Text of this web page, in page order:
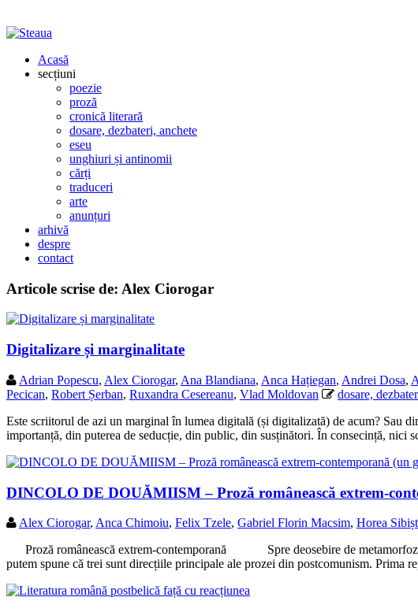
Acasă
secțiuni
poezie
proză
cronică literară
dosare, dezbateri, anchete
eseu
unghiuri și antinomii
cărți
traduceri
arte
anunțuri
arhivă
despre
contact
Articole scrise de: Alex Ciorogar
Digitalizare și marginalitate
Adrian Popescu, Alex Ciorogar, Ana Blandiana, Anca Hațiegan, Andrei Dosa,
Pecican, Robert Șerban, Ruxandra Cesereanu, Vlad Moldovan
dosare,
Este scriitorul de azi un marginal în lumea digitală (și digitalizată) de acum? Sau
importanță, din puterea de seducție, din public, din susținători. În consecință, nici
DINCOLO DE DOUĂMIISM – Proză românească extrem-
Alex Ciorogar, Anca Chimoiu, Felix Tzele, Gabriel Florin Macsim, Horea
Proză românească extrem-contemporană Spre deosebire de
putem spune că trei sunt direcțiile principale ale prozei din postcomunism. Prima